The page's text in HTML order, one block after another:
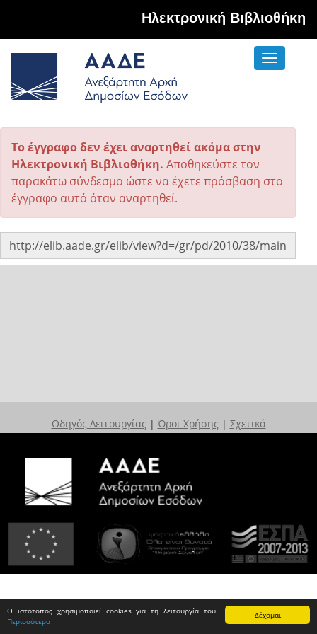
Δέχομαι
Ο ιστότοπος χρησιμοποιεί cookies για τη λειτουργία του.
Περισσότερα
Hλεκτρονική Βιβλιοθήκη
Toggle
Το έγγραφο δεν έχει αναρτηθεί ακόμα στην
Ηλεκτρονική Βιβλιοθήκη. Αποθηκεύστε τον
παρακάτω σύνδεσμο ώστε να έχετε πρόσβαση στο
έγγραφο αυτό όταν αναρτηθεί.
Οδηγός Λειτουργίας | Όροι Χρήσης | Σχετικά